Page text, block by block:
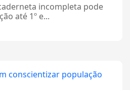
incompleta pode
até 1º e...